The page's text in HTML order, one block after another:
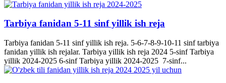
Tarbiya fanidan 5-11 sinf yillik ish reja
Tarbiya fanidan 5-11 sinf yillik ish reja. 5-6-7-8-9-10-11 sinf tarbiya
fanidan yillik ish rejalar. Tarbiya yillik ish reja 2024 5-sinf Tarbiya
yillik 2024-2025 6-sinf Tarbiya yillik 2024-2025 7-sinf...